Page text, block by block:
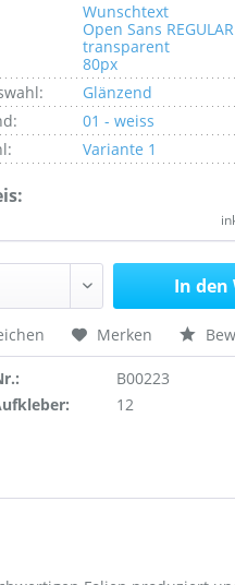
Wunschtext
Open Sans REGULAR
transparent
80px
Glänzend
01 - weiss
Variante 1
In den
Merken
B00223
12